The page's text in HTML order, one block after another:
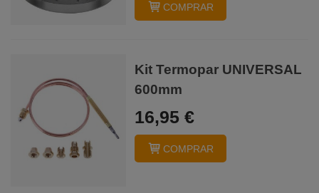
COMPRAR
Kit Termopar UNIVERSAL
600mm
16,95 €
COMPRAR